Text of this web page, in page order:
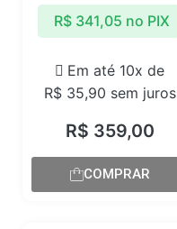
R$ 359,00
Em até 10x de
R$35,90 sem juros
R$341,05 no PIX
COMPRAR